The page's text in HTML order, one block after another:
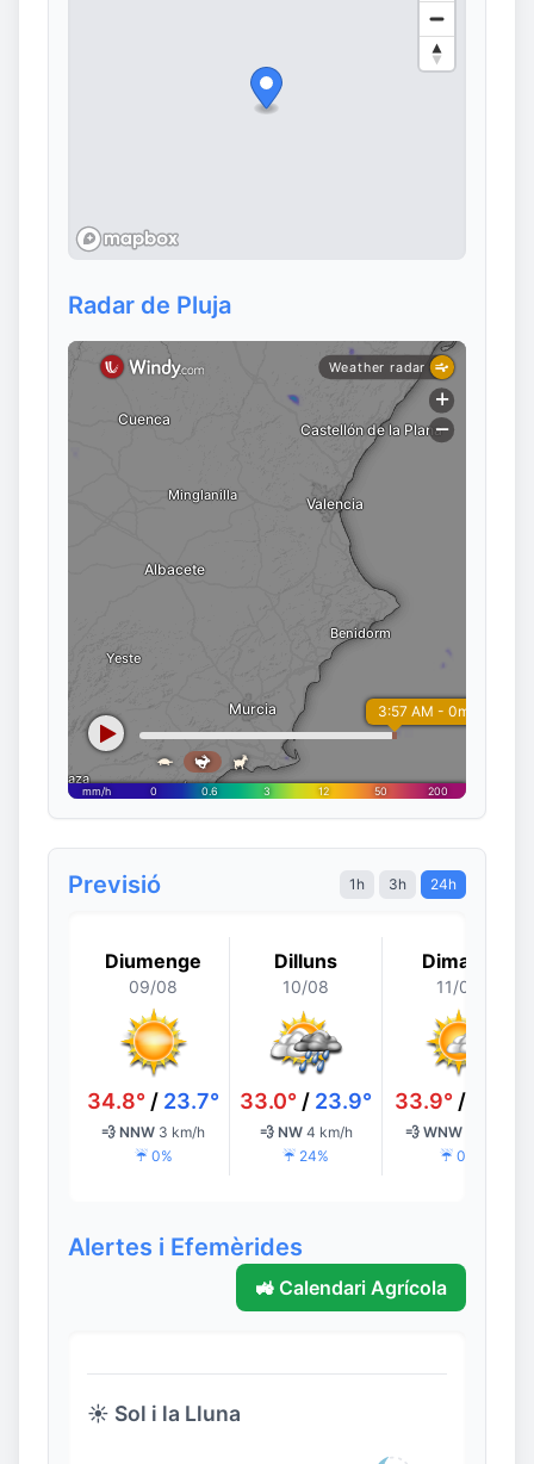
Radar de Pluja
Previsió 1h 3h 24h
Diumenge
09/08
34.8° / 23.7°
💨 NNW 3 km/h
☔ 0%
Dilluns
10/08
33.0° / 23.9°
💨 NW 4 km/h
☔ 24%
Dimarts
11/08
33.9° /
💨 WNW
☔ 0%
Alertes i Efemèrides
🚜 Calendari Agrícola
☀️ Sol i la Lluna